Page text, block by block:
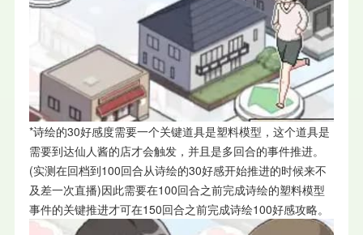
*诗绘的30好感度需要一个关键道具是塑料模型，这个道具是
需要到达仙人酱的店才会触发，并且是多回合的事件推进。
(实测在回档到100回合从诗绘的30好感开始推进的时候来不
及差一次直播)因此需要在100回合之前完成诗绘的塑料模型
事件的关键推进才可在150回合之前完成诗绘100好感攻略。